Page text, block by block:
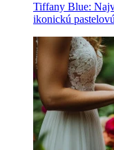
Tiffany Blue:
ikonickú